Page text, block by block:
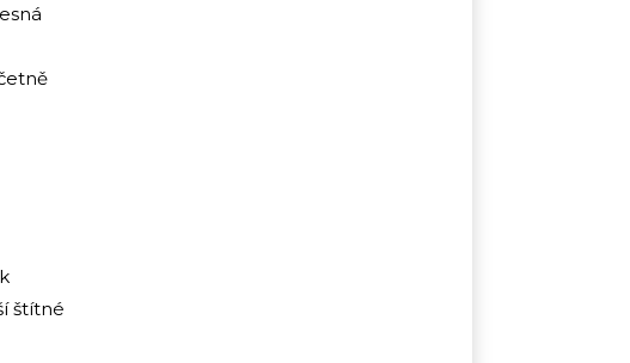
štítné